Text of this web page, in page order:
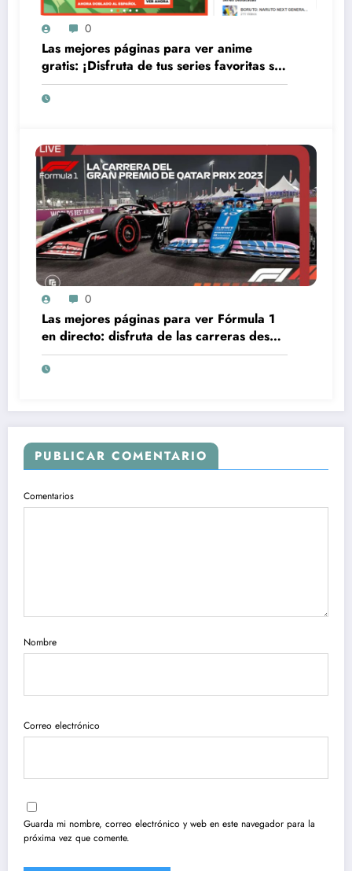
0
Las mejores páginas para ver anime
gratis: ¡Disfruta de tus series favoritas sin
costo!
0
Las mejores páginas para ver Fórmula 1
en directo: disfruta de las carreras desde
la comodidad de tu hogar
PUBLICAR COMENTARIO
Comentarios
Nombre
Correo electrónico
Guarda mi nombre, correo electrónico y web en este navegador para la
próxima vez que comente.